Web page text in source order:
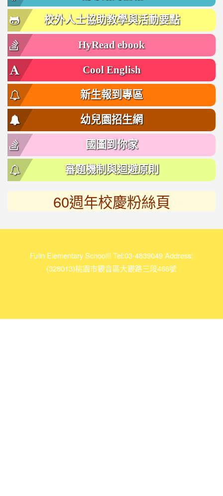
校外人士協助教學與活動要點
HyRead ebook
Cool English
新生報到專區
幼兒園招生網
國圖到你家
審題機制與迴避原則
60週年校慶粉絲頁
to
Fulin Elementary School!! Tel:03-4839049 Address:
(328013)桃園市觀音區大觀路三段466號